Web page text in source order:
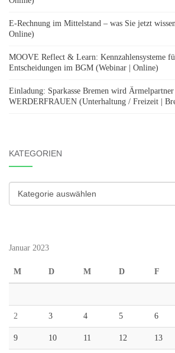
E-Rechnung im Mittelstand – was Sie jetzt wissen
Online)
MOOVE Reflect & Learn: Kennzahlensysteme
Entscheidungen im BGM (Webinar | Online)
Einladung: Sparkasse Bremen wird
WERDERFRAUEN (Unterhaltung / Freizeit |
KATEGORIEN
Kategorien
Januar 2023
M D M D F
2 3 4 5 6
9 10 11 12 13